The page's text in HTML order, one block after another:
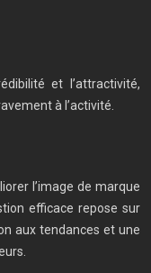
et l’attractivité,
à l’activité.
l’image de marque
efficace repose sur
aux tendances et une